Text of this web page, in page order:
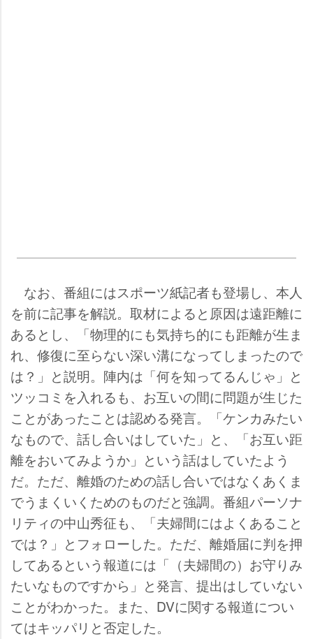
なお、番組にはスポーツ紙記者も登場し、本人
を前に記事を解説。取材によると原因は遠距離に
あるとし、「物理的にも気持ち的にも距離が生ま
れ、修復に至らない深い溝になってしまったので
は？」と説明。陣内は「何を知ってるんじゃ」と
ツッコミを入れるも、お互いの間に問題が生じた
ことがあったことは認める発言。「ケンカみたい
なもので、話し合いはしていた」と、「お互い距
離をおいてみようか」という話はしていたよう
だ。ただ、離婚のための話し合いではなくあくま
でうまくいくためのものだと強調。番組パーソナ
リティの中山秀征も、「夫婦間にはよくあること
では？」とフォローした。ただ、離婚届に判を押
してあるという報道には「（夫婦間の）お守りみ
たいなものですから」と発言、提出はしていない
ことがわかった。また、DVに関する報道につい
てはキッパリと否定した。